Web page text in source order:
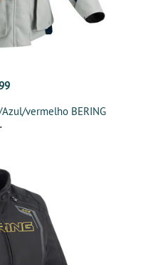
vermelho BERING